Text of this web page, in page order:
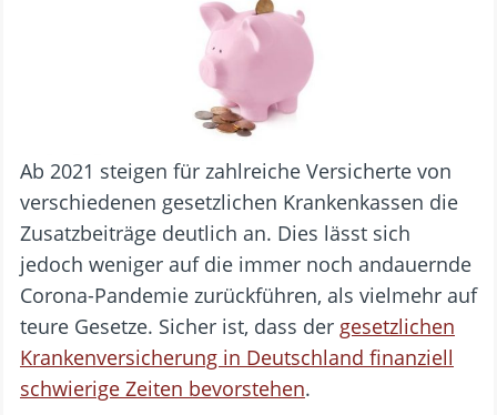
Ab 2021 steigen für zahlreiche Versicherte von
verschiedenen gesetzlichen Krankenkassen die
Zusatzbeiträge deutlich an. Dies lässt sich
jedoch weniger auf die immer noch andauernde
Corona-Pandemie zurückführen, als vielmehr auf
teure Gesetze. Sicher ist, dass der gesetzlichen
Krankenversicherung in Deutschland finanziell
schwierige Zeiten bevorstehen.